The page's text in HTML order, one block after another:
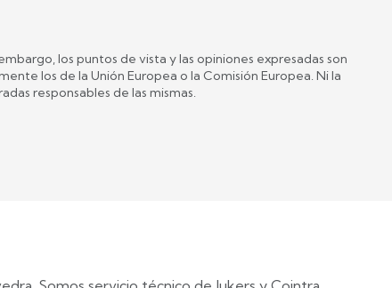
los puntos de vista y las opiniones expresadas son
los de la Unión Europea o la Comisión Europea. Ni la
responsables de las mismas.